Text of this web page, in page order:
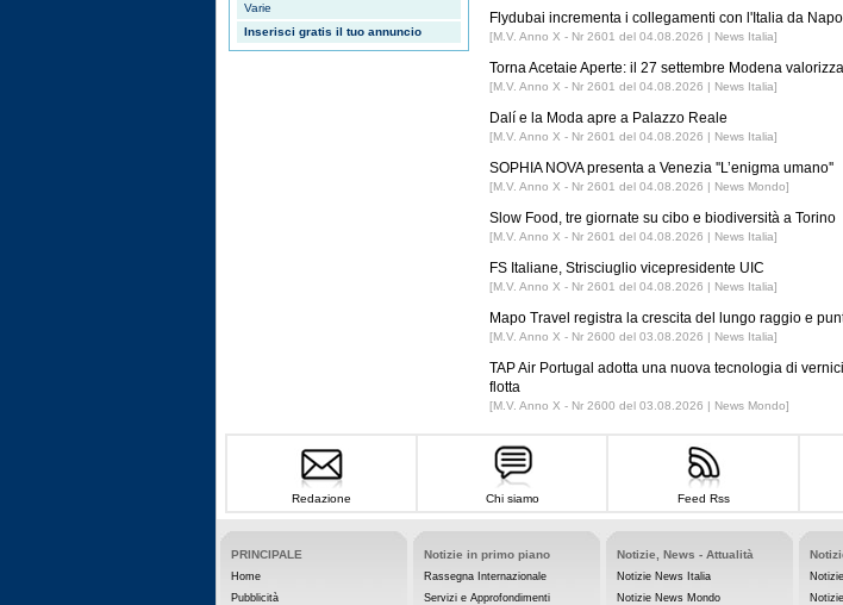
Varie
Inserisci gratis il tuo annuncio
Flydubai incrementa i collegamenti con l'Italia da
[M.V. Anno X - Nr 2601 del 04.08.2026 | News Italia]
Torna Acetaie Aperte: il 27 settembre Modena
[M.V. Anno X - Nr 2601 del 04.08.2026 | News Italia]
Dalí e la Moda apre a Palazzo Reale
[M.V. Anno X - Nr 2601 del 04.08.2026 | News Italia]
SOPHIA NOVA presenta a Venezia ''L’enigma umano''
[M.V. Anno X - Nr 2601 del 04.08.2026 | News Mondo]
Slow Food, tre giornate su cibo e biodiversità a Torino
[M.V. Anno X - Nr 2601 del 04.08.2026 | News Italia]
FS Italiane, Strisciuglio vicepresidente UIC
[M.V. Anno X - Nr 2601 del 04.08.2026 | News Italia]
Mapo Travel registra la crescita del lungo raggio e
[M.V. Anno X - Nr 2600 del 03.08.2026 | News Italia]
TAP Air Portugal adotta una nuova tecnologia di
flotta
[M.V. Anno X - Nr 2600 del 03.08.2026 | News Mondo]
Redazione Chi siamo Feed Rss
PRINCIPALE
Home
Pubblicità
Notizie in primo piano
Rassegna Internazionale
Servizi e Approfondimenti
Notizie, News - Attualità
Notizie News Italia
Notizie News Mondo